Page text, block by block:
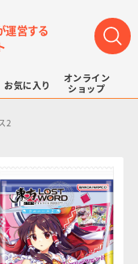
運営する
ドラゴンボール
ポケモンキッズ
お気に入り
オンライン
ショップ
2